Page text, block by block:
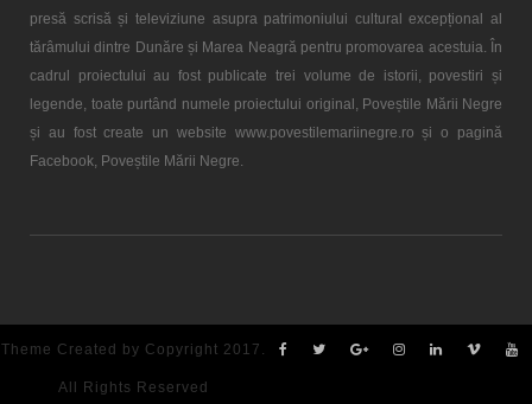
presă scrisă și televiziune asupra patrimoniului cultural excepțional al
tărâmului dintre Dunăre și Marea Neagră pentru promovarea acestuia. În
cadrul proiectului au fost publicate trei volume de istorii, povestiri și
legende, toate purtând numele proiectului original, Poveștile Mării Negre
și au fost create un website www.povestilemariinegre.ro și o pagină
Facebook, Poveștile Mării Negre.
Theme Created by Copyright 2017.
All Rights Reserved